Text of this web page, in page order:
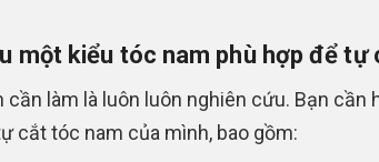
một kiểu tóc nam phù hợp để tự
cần làm là luôn luôn nghiên cứu. Bạn cần
cắt tóc nam của mình, bao gồm: